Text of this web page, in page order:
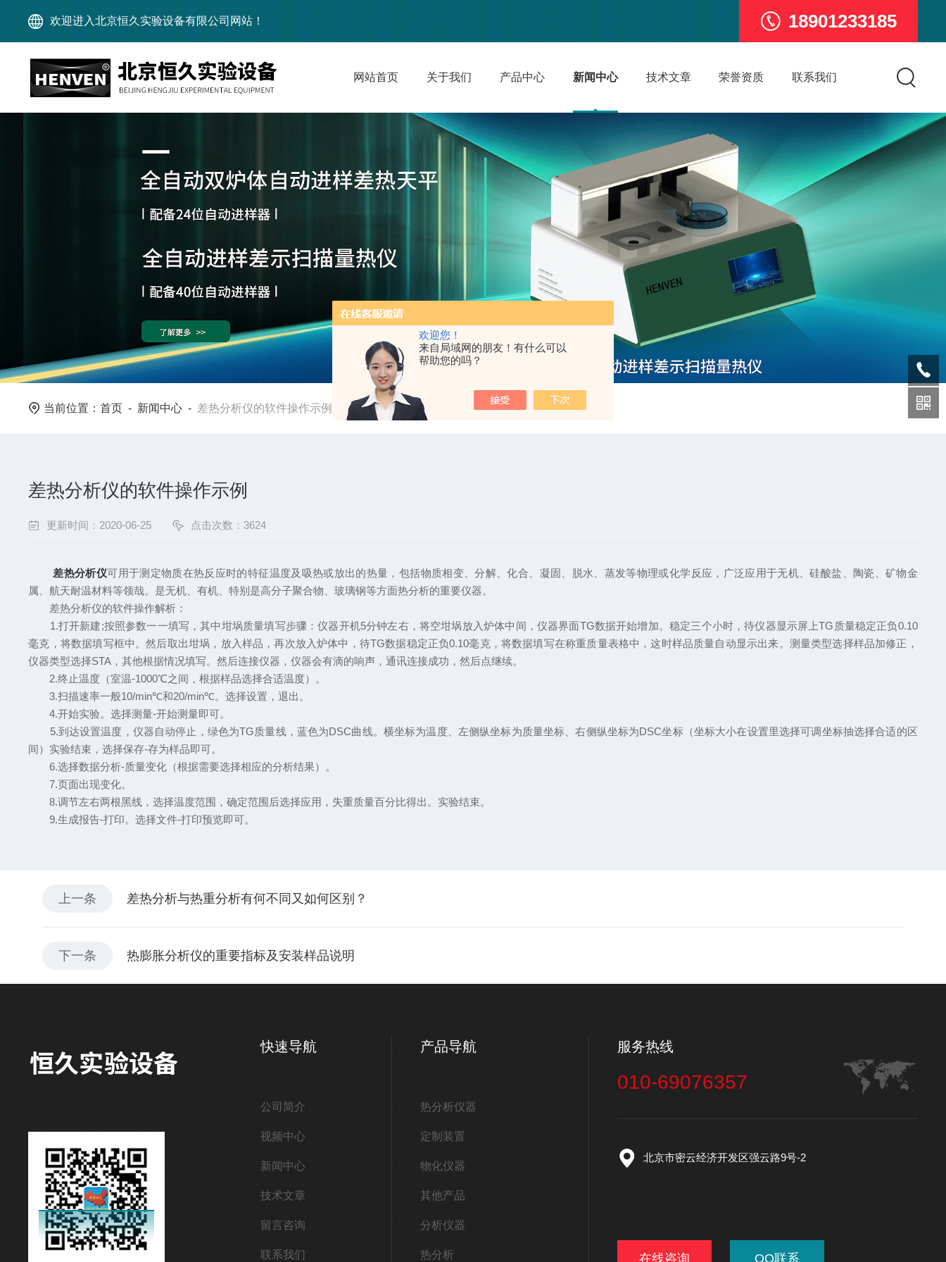
欢迎您！
来自局域网的朋友！有什么可以
帮助您的吗？
欢迎进入北京恒久实验设备有限公司网站！ 18901233185
网站首页 关于我们 产品中心 新闻中心 技术文章 荣誉资质 联系我们
当前位置：首页 - 新闻中心 - 差热分析仪的软件操作示例
差热分析仪的软件操作示例
更新时间：2020-06-25 点击次数：3624
差热分析仪可用于测定物质在热反应时的特征温度及吸热或放出的热量，包括物质相变、分解、化合、凝固、脱水、蒸发等物理或化学反应，广泛应用于无机、硅酸盐、陶瓷、矿物金
属、航天耐温材料等领哉。是无机、有机、特别是高分子聚合物、玻璃钢等方面热分析的重要仪器。
差热分析仪的软件操作解析：
1.打开新建;按照参数一一填写，其中坩埚质量填写步骤：仪器开机5分钟左右，将空坩埚放入炉体中间，仪器界面TG数据开始增加。稳定三个小时，待仪器显示屏上TG质量稳定正负0.10
毫克，将数据填写框中。然后取出坩埚，放入样品，再次放入炉体中，待TG数据稳定正负0.10毫克，将数据填写在称重质量表格中，这时样品质量自动显示出来。测量类型选择样品加修正，
仪器类型选择STA，其他根据情况填写。然后连接仪器，仪器会有滴的响声，通讯连接成功，然后点继续。
2.终止温度（室温-1000℃之间，根据样品选择合适温度）。
3.扫描速率一般10/min℃和20/min℃。选择设置，退出。
4.开始实验。选择测量-开始测量即可。
5.到达设置温度，仪器自动停止，绿色为TG质量线，蓝色为DSC曲线。横坐标为温度、左侧纵坐标为质量坐标、右侧纵坐标为DSC坐标（坐标大小在设置里选择可调坐标抽选择合适的区
间）实验结束，选择保存-存为样品即可。
6.选择数据分析-质量变化（根据需要选择相应的分析结果）。
7.页面出现变化。
8.调节左右两根黑线，选择温度范围，确定范围后选择应用，失重质量百分比得出。实验结束。
9.生成报告-打印。选择文件-打印预览即可。
上一条 差热分析与热重分析有何不同又如何区别？
下一条 热膨胀分析仪的重要指标及安装样品说明
快速导航
公司简介
视频中心
新闻中心
技术文章
留言咨询
联系我们
产品导航
热分析仪器
定制装置
物化仪器
其他产品
分析仪器
热分析
服务热线
010-69076357
北京市密云经济开发区强云路9号-2
在线咨询 QQ联系